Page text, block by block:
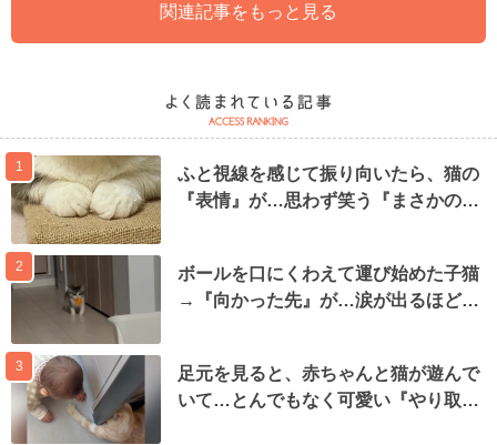
関連記事をもっと見る
1
ふと視線を感じて振り向いたら、猫の
『表情』が…思わず笑う『まさかの…
2
ボールを口にくわえて運び始めた子猫
→『向かった先』が…涙が出るほど…
3
足元を見ると、赤ちゃんと猫が遊んで
いて…とんでもなく可愛い『やり取…